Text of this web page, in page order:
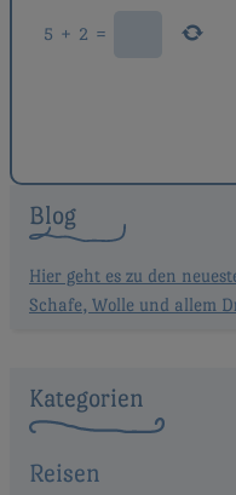
5 + 2 =
Blog
Hier geht es zu den
Schafe, Wolle und allem
Kategorien
Reisen